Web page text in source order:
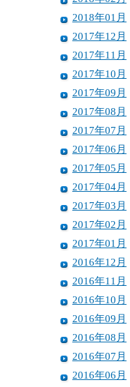
2018年01月
2017年12月
2017年11月
2017年10月
2017年09月
2017年08月
2017年07月
2017年06月
2017年05月
2017年04月
2017年03月
2017年02月
2017年01月
2016年12月
2016年11月
2016年10月
2016年09月
2016年08月
2016年07月
2016年06月